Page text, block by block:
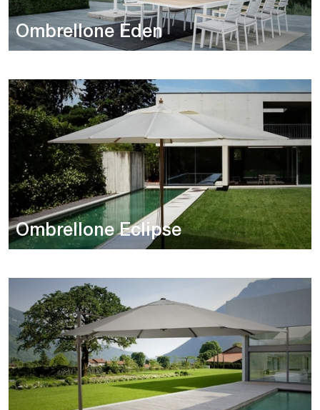
Ombrellone Eden
Ombrellone Eclipse